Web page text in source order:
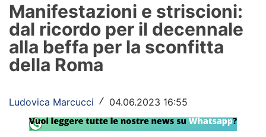
Formello
Infortuni
Primavera
Calciomercato
Lazio Women
Manifestazioni e striscioni:
dal ricordo per il decennale
alla beffa per la sconfitta
della Roma
Ludovica Marcucci / 04.06.2023 16:55